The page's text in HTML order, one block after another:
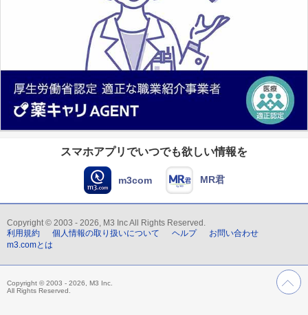
スマホアプリでいつでも欲しい情報を
m3com MR君
Copyright © 2003 - 2026, M3 Inc All Rights Reserved.
利用規約
個人情報の取り扱いについて ヘルプ
お問い合わせ
m3.comとは
Copyright © 2003 - 2026, M3 Inc.
All Rights Reserved.